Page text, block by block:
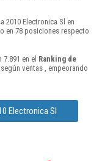
2010 Electronica Sl en
en 78 posiciones respecto
en el Ranking de
según ventas , empeorando
Electronica Sl